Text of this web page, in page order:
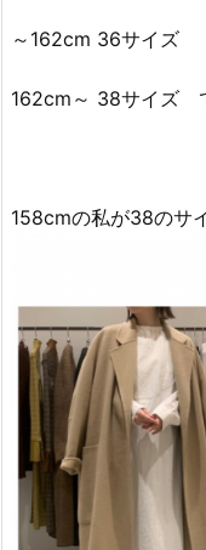
～162cm 36サイズ
162cm～ 38サイズ
158cmの私が38のサ